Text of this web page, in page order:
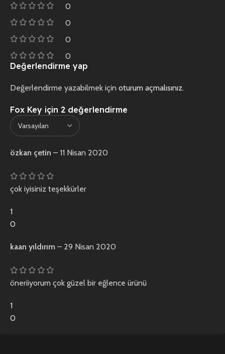
0
0
0
0
Fox Key için 2 değerlendirme
özkan çetin – 11 Nisan 2020
çok iyisiniz teşekkürler
1
0
kaan yıldırım – 29 Nisan 2020
öneriiyorum çok güzel bir eğlence ürünü
1
0
Değerlendirme yap
Değerlendirme yazabilmek için oturum açmalısınız.